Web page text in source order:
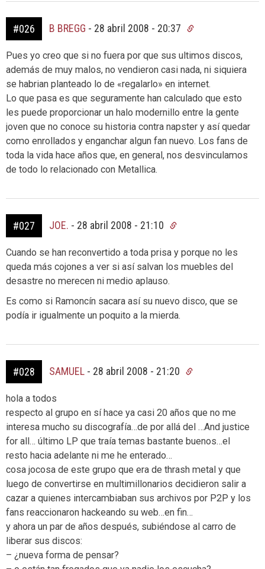
#026 B BREGG - 28 abril 2008 - 20:37
Pues yo creo que si no fuera por que sus ultimos discos,
además de muy malos, no vendieron casi nada, ni siquiera
se habrian planteado lo de «regalarlo» en internet.
Lo que pasa es que seguramente han calculado que esto
les puede proporcionar un halo modernillo entre la gente
joven que no conoce su historia contra napster y así quedar
como enrollados y enganchar algun fan nuevo. Los fans de
toda la vida hace años que, en general, nos desvinculamos
de todo lo relacionado con Metallica.
#027 JOE. - 28 abril 2008 - 21:10
Cuando se han reconvertido a toda prisa y porque no les
queda más cojones a ver si así salvan los muebles del
desastre no merecen ni medio aplauso.
Es como si Ramoncín sacara así su nuevo disco, que se
podía ir igualmente un poquito a la mierda.
#028 SAMUEL - 28 abril 2008 - 21:20
hola a todos
respecto al grupo en sí hace ya casi 20 años que no me
interesa mucho su discografía…de por allá del …And justice
for all… último LP que traía temas bastante buenos…el
resto hacia adelante ni me he enterado…
cosa jocosa de este grupo que era de thrash metal y que
luego de convertirse en multimillonarios decidieron salir a
cazar a quienes intercambiaban sus archivos por P2P y los
fans reaccionaron hackeando su web…en fin…
y ahora un par de años después, subiéndose al carro de
liberar sus discos:
– ¿nueva forma de pensar?